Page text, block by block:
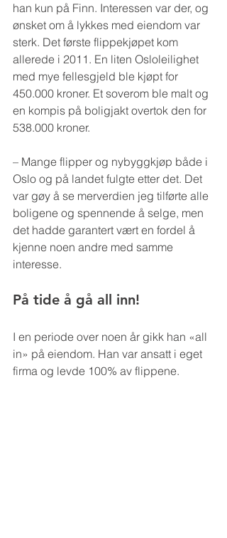
han kun på Finn. Interessen var der, og
ønsket om å lykkes med eiendom var
sterk. Det første flippekjøpet kom
allerede i 2011. En liten Osloleilighet
med mye fellesgjeld ble kjøpt for
450.000 kroner. Et soverom ble malt og
en kompis på boligjakt overtok den for
538.000 kroner.
– Mange flipper og nybyggkjøp både i
Oslo og på landet fulgte etter det. Det
var gøy å se merverdien jeg tilførte alle
boligene og spennende å selge, men
det hadde garantert vært en fordel å
kjenne noen andre med samme
interesse.
På tide å gå all inn!
I en periode over noen år gikk han «all
in» på eiendom. Han var ansatt i eget
firma og levde 100% av flippene.